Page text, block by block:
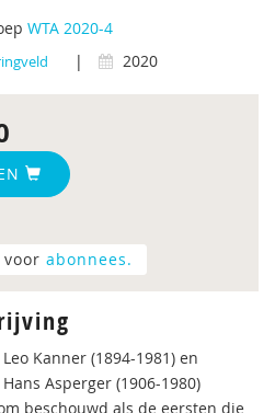
WTA 2020-4
| 2020
abonnees.
Kanner (1894-1981) en
Asperger (1906-1980)
beschouwd als de eersten die